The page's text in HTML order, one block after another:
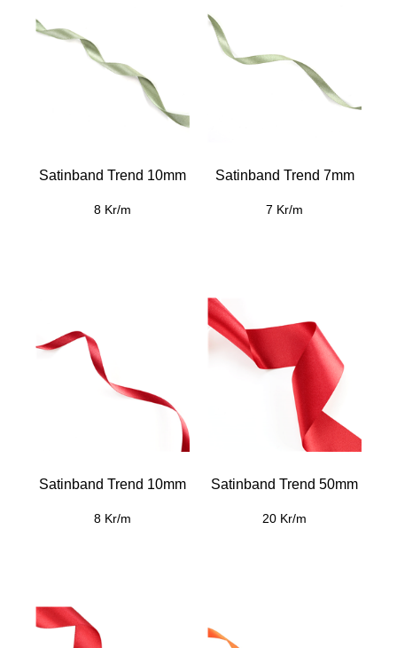
Satinband Trend 10mm
8 Kr/m
Satinband Trend 7mm
7 Kr/m
Satinband Trend 10mm
8 Kr/m
Satinband Trend 50mm
20 Kr/m